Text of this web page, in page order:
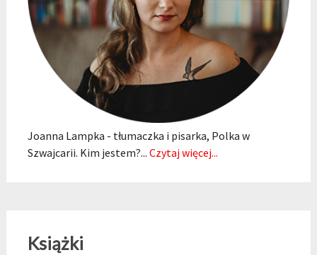
Joanna Lampka - tłumaczka i pisarka, Polka w
Szwajcarii. Kim jestem?... Czytaj więcej...
Książki